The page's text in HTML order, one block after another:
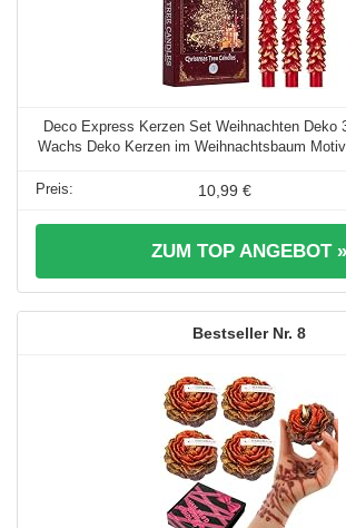
Deco Express Kerzen Set Weihnachten Deko
Wachs Deko Kerzen im Weihnachtsbaum
10,99 €
ZUM TOP ANGEBOT »
8